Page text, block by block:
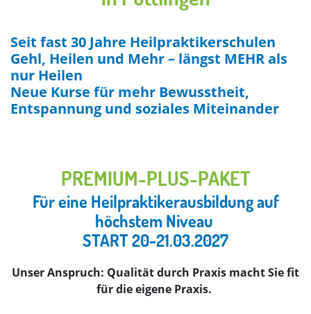
Seit fast 30 Jahre Heilpraktikerschulen
Gehl, Heilen und Mehr – längst MEHR als
nur Heilen
Neue Kurse für mehr Bewusstheit,
Entspannung und soziales Miteinander
PREMIUM-PLUS-PAKET
Für eine Heilpraktikerausbildung auf
höchstem Niveau
START 20-21.03.2027
Unser Anspruch: Qualität durch Praxis macht Sie fit
für die eigene Praxis.